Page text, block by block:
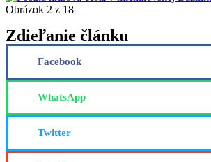
Obrázok 2 z 18
Zdieľanie článku
Facebook
WhatsApp
Twitter